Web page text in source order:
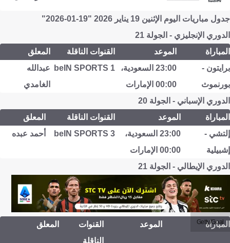
جدول مباريات اليوم الإثنين 19 يناير 2026 "19-01-2026"
الدوري الإنجليزي - الجولة 21
المباراة
الموعد القنوات الناقلة
المعلق
برايتون -
بورنموث
23:00 السعودية،
00:00 الإمارات
beIN SPORTS 1
عبدالله
الغامدي
الدوري الإسباني - الجولة 20
المباراة
الموعد القنوات الناقلة
المعلق
إلتشي -
إشبيلية
23:00 السعودية،
00:00 الإمارات
beIN SPORTS 3 أحمد عبده
الدوري الإيطالي - الجولة 21
Getty/Goal
المباراة الموعد
القنوات
الناقلة
المعلق